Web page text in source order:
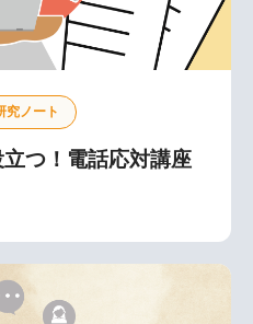
イベント(1)
ートウェイ(4)
究ノート
つ！電話応対講座